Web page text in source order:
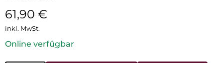
61,90 €
inkl. MwSt.
Online verfügbar